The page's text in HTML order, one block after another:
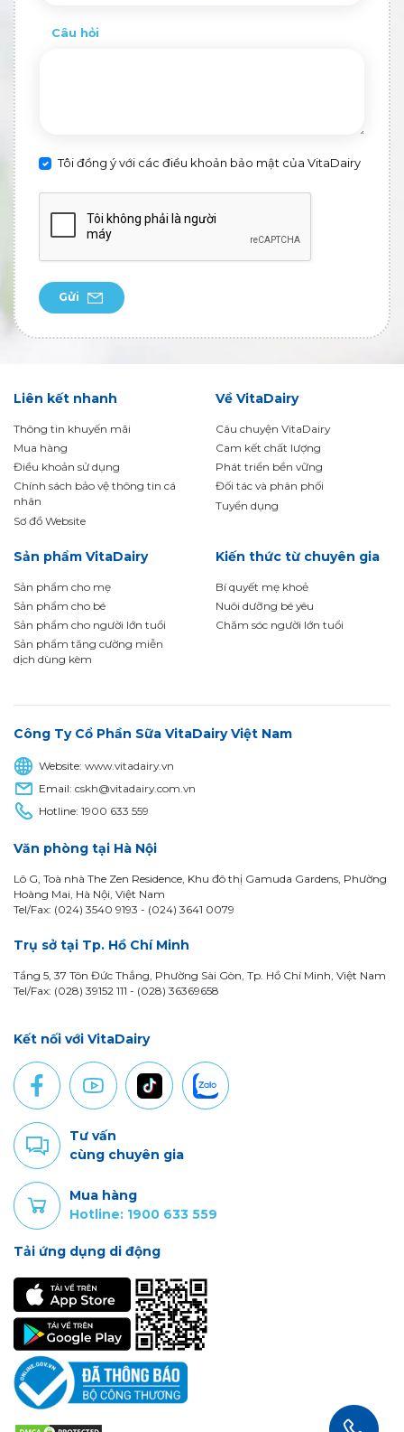
Câu hỏi
Tôi đồng ý với các điều khoản bảo mật của VitaDairy
Gửi
Liên kết nhanh
Thông tin khuyến mãi
Mua hàng
Điều khoản sử dụng
Chính sách bảo vệ thông tin cá
nhân
Sơ đồ Website
Về VitaDairy
Câu chuyện VitaDairy
Cam kết chất lượng
Phát triển bền vững
Đối tác và phân phối
Tuyển dụng
Sản phẩm VitaDairy
Sản phẩm cho mẹ
Sản phẩm cho bé
Sản phẩm cho người lớn tuổi
Sản phẩm tăng cường miễn
dịch dùng kèm
Kiến thức từ chuyên gia
Bí quyết mẹ khoẻ
Nuôi dưỡng bé yêu
Chăm sóc người lớn tuổi
Công Ty Cổ Phần Sữa VitaDairy Việt Nam
Website:www.vitadairy.vn
Email:cskh@vitadairy.com.vn
Hotline:1900 633 559
Văn phòng tại Hà Nội
Lô G, Toà nhà The Zen Residence, Khu đô thị Gamuda Gardens, Phường
Hoàng Mai, Hà Nội, Việt Nam
Tel/Fax: (024) 3540 9193 - (024) 3641 0079
Trụ sở tại Tp. Hồ Chí Minh
Tầng 5, 37 Tôn Đức Thắng, Phường Sài Gòn, Tp. Hồ Chí Minh, Việt Nam
Tel/Fax: (028) 39152 111 - (028) 36369658
Kết nối với VitaDairy
Tư vấn
cùng chuyên gia
Mua hàng
Hotline: 1900 633 559
Tải ứng dụng di động